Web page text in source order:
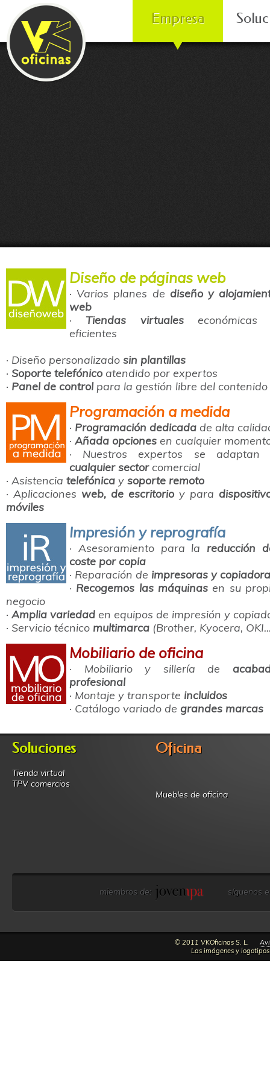
Empresa
Diseño de páginas web
· Varios planes de diseño y
web
·Tiendas virtuales económicas
eficientes
· Diseño personalizado sin plantillas
· Soporte telefónico atendido por expertos
· Panel de control para la gestión libre del contenido
Programación a medida
· Programación dedicada de alta
· Añada opciones en cualquier
· Nuestros expertos se adaptan
cualquier sector comercial
· Asistencia telefónica y soporte remoto
· Aplicaciones web, de escritorio y para
móviles
Impresión y reprografía
· Asesoramiento para la reducción
coste por copia
· Reparación de impresoras y
· Recogemos las máquinas en su
negocio
· Amplia variedad en equipos de impresión y
· Servicio técnico multimarca (Brother, Kyocera,
Mobiliario de oficina
· Mobiliario y sillería de
profesional
· Montaje y transporte incluidos
· Catálogo variado de grandes marcas
Soluciones
Tienda virtual
TPV comercios
Oficina
Muebles de oficina
miembros de: síguenos
© 2011 VKOficinas S. L.
Las imágenes y